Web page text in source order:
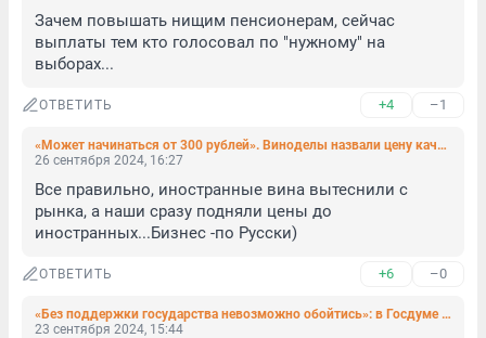
Зачем повышать нищим пенсионерам, сейчас
выплаты тем кто голосовал по "нужному" на
выборах...
ОТВЕТИТЬ +4 –1
«Может начинаться от 300 рублей». Виноделы назвали цену качественного вина
26 сентября 2024, 16:27
Все правильно, иностранные вина вытеснили с
рынка, а наши сразу подняли цены до
иностранных...Бизнес -по Русски)
ОТВЕТИТЬ +6 –0
«Без поддержки государства невозможно обойтись»: в Госдуме оценили затраты на замену лифтов в РФ в трехлетней перспективе
23 сентября 2024, 15:44